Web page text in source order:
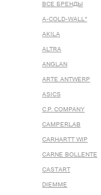
ВСЕ БРЕНДЫ
A-COLD-WALL*
AKILA
ALTRA
ANGLAN
ARTE ANTWERP
ASICS
C.P. COMPANY
CAMPERLAB
CARHARTT WIP
CARNE BOLLENTE
CASTART
DIEMME